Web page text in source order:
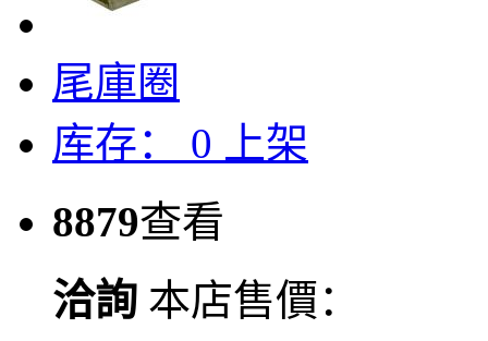
尾庫圈
库存： 0
上架
8879查看
洽詢 本店售價：